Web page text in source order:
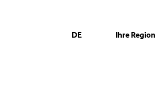
DE Ihre Region